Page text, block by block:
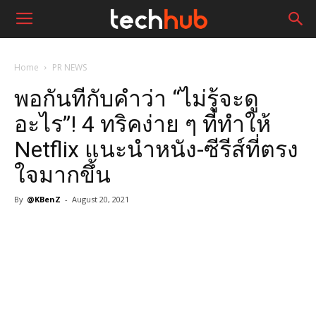
Home PR NEWS
พอกันทีกับคำว่า “ไม่รู้จะดู
อะไร”! 4 ทริคง่าย ๆ ที่ทำให้
Netflix แนะนำหนัง-ซีรีส์ที่ตรง
ใจมากขึ้น
By @KBenZ - August 20, 2021